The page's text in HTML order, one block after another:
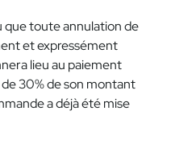
que toute annulation de
et expressément
lieu au paiement
30% de son montant
a déjà été mise